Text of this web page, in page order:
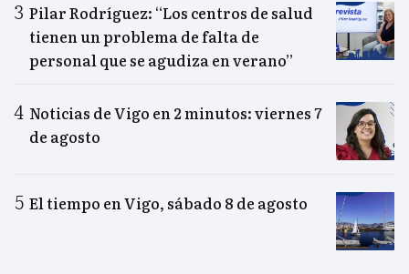
Pilar Rodríguez: “Los centros de salud
tienen un problema de falta de
personal que se agudiza en verano”
Noticias de Vigo en 2 minutos: viernes 7
de agosto
El tiempo en Vigo, sábado 8 de agosto